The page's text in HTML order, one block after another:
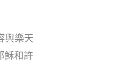
與樂天
穌和許